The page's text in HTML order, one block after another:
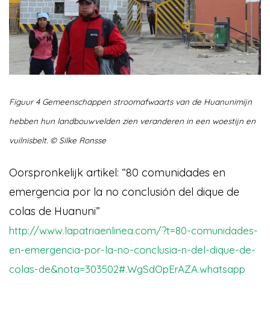
Figuur 4 Gemeenschappen stroomafwaarts van de Huanunimijn
hebben hun landbouwvelden zien veranderen in een woestijn en
vuilnisbelt. © Silke Ronsse
Oorspronkelijk artikel: “80 comunidades en
emergencia por la no conclusión del dique de
colas de Huanuni”
http://www.lapatriaenlinea.com/?t=80-comunidades-
en-emergencia-por-la-no-conclusia-n-del-dique-de-
colas-de&nota=303502#.WgSdOpErAZA.whatsapp